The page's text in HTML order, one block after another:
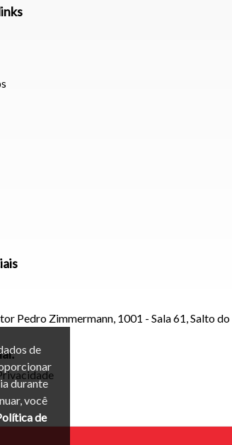
de
durante
você
de
Pedro Zimmermann, 1001 - Sala 61, Salto